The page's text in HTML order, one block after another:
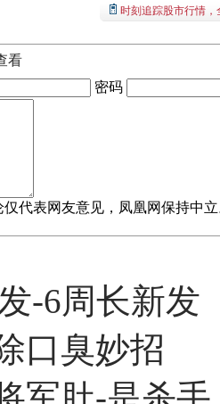
时刻追踪股市行情
看
密码
仅代表网友意见，凤凰网保持中
-6周长新发
口臭妙招